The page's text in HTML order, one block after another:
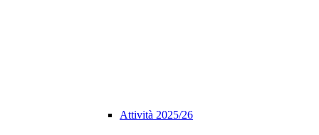
Attività 2025/26